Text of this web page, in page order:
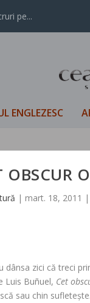
pe...
ENGLEZESC
OBSCUR
| mart. 18, 2011
dânsa zici că treci
Luis Buñuel, Cet
sau chin